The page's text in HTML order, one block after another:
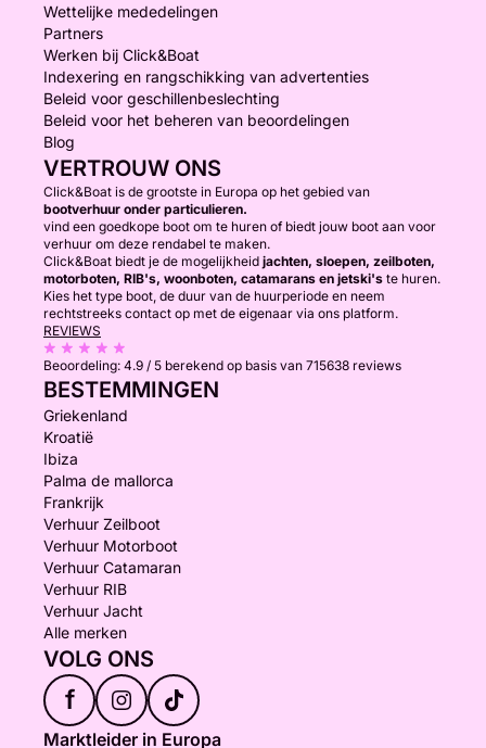
Wettelijke mededelingen
Partners
Werken bij Click&Boat
Indexering en rangschikking van advertenties
Beleid voor geschillenbeslechting
Beleid voor het beheren van beoordelingen
Blog
VERTROUW ONS
Click&Boat is de grootste in Europa op het gebied van
bootverhuur onder particulieren.
vind een goedkope boot om te huren of biedt jouw boot aan voor
verhuur om deze rendabel te maken.
Click&Boat biedt je de mogelijkheid jachten, sloepen, zeilboten,
motorboten, RIB's, woonboten, catamarans en jetski's te huren.
Kies het type boot, de duur van de huurperiode en neem
rechtstreeks contact op met de eigenaar via ons platform.
REVIEWS
Beoordeling: 4.9 / 5 berekend op basis van 715638 reviews
BESTEMMINGEN
Griekenland
Kroatië
Ibiza
Palma de mallorca
Frankrijk
Verhuur Zeilboot
Verhuur Motorboot
Verhuur Catamaran
Verhuur RIB
Verhuur Jacht
Alle merken
VOLG ONS
f
Marktleider in Europa